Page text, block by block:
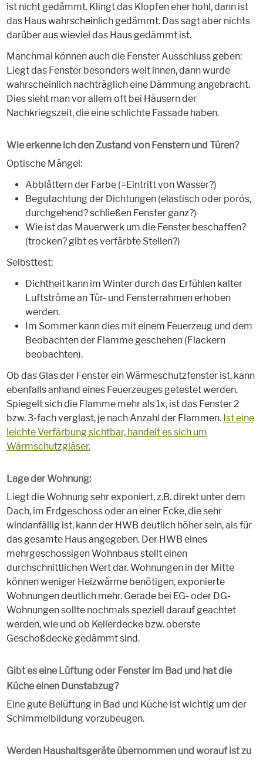
ist nicht gedämmt. Klingt das Klopfen eher hohl, dann ist
das Haus wahrscheinlich gedämmt. Das sagt aber nichts
darüber aus wieviel das Haus gedämmt ist.
Manchmal können auch die Fenster Ausschluss geben:
Liegt das Fenster besonders weit innen, dann wurde
wahrscheinlich nachträglich eine Dämmung angebracht.
Dies sieht man vor allem oft bei Häusern der
Nachkriegszeit, die eine schlichte Fassade haben.
Wie erkenne ich den Zustand von Fenstern und Türen?
Optische Mängel:
Abblättern der Farbe (=Eintritt von Wasser?)
Begutachtung der Dichtungen (elastisch oder porös,
durchgehend? schließen Fenster ganz?)
Wie ist das Mauerwerk um die Fenster beschaffen?
(trocken? gibt es verfärbte Stellen?)
Selbsttest:
Dichtheit kann im Winter durch das Erfühlen kalter
Luftströme an Tür- und Fensterrahmen erhoben
werden.
Im Sommer kann dies mit einem Feuerzeug und dem
Beobachten der Flamme geschehen (Flackern
beobachten).
Ob das Glas der Fenster ein Wärmeschutzfenster ist, kann
ebenfalls anhand eines Feuerzeuges getestet werden.
Spiegelt sich die Flamme mehr als 1x, ist das Fenster 2
bzw. 3-fach verglast, je nach Anzahl der Flammen. Ist eine
leichte Verfärbung sichtbar, handelt es sich um
Wärmschutzgläser.
Lage der Wohnung:
Liegt die Wohnung sehr exponiert, z.B. direkt unter dem
Dach, im Erdgeschoss oder an einer Ecke, die sehr
windanfällig ist, kann der HWB deutlich höher sein, als für
das gesamte Haus angegeben. Der HWB eines
mehrgeschossigen Wohnbaus stellt einen
durchschnittlichen Wert dar. Wohnungen in der Mitte
können weniger Heizwärme benötigen, exponierte
Wohnungen deutlich mehr. Gerade bei EG- oder DG-
Wohnungen sollte nochmals speziell darauf geachtet
werden, wie und ob Kellerdecke bzw. oberste
Geschoßdecke gedämmt sind.
Gibt es eine Lüftung oder Fenster im Bad und hat die
Küche einen Dunstabzug?
Eine gute Belüftung in Bad und Küche ist wichtig um der
Schimmelbildung vorzubeugen.
Werden Haushaltsgeräte übernommen und worauf ist zu